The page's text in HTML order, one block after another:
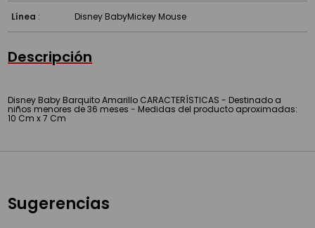
Línea : Disney BabyMickey Mouse
Descripción
Disney Baby Barquito Amarillo CARACTERÍSTICAS - Destinado a
niños menores de 36 meses - Medidas del producto aproximadas:
10 Cm x 7 Cm
Sugerencias